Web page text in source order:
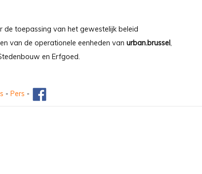
de toepassing van het gewestelijk beleid
van de operationele eenheden van urban.brussel,
en Erfgoed.
- Pers -